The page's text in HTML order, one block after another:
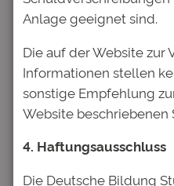
Website
Name, E-Mail-
Website in
meinen
Anlage geeignet sind.
Die auf der Website
Informationen stellen
sonstige Empfehlung
Website beschriebenen
4. Haftungsausschluss
Die Deutsche Bildung